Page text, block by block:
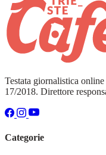
Testata giornalistica
17/2018. Direttore
Categorie